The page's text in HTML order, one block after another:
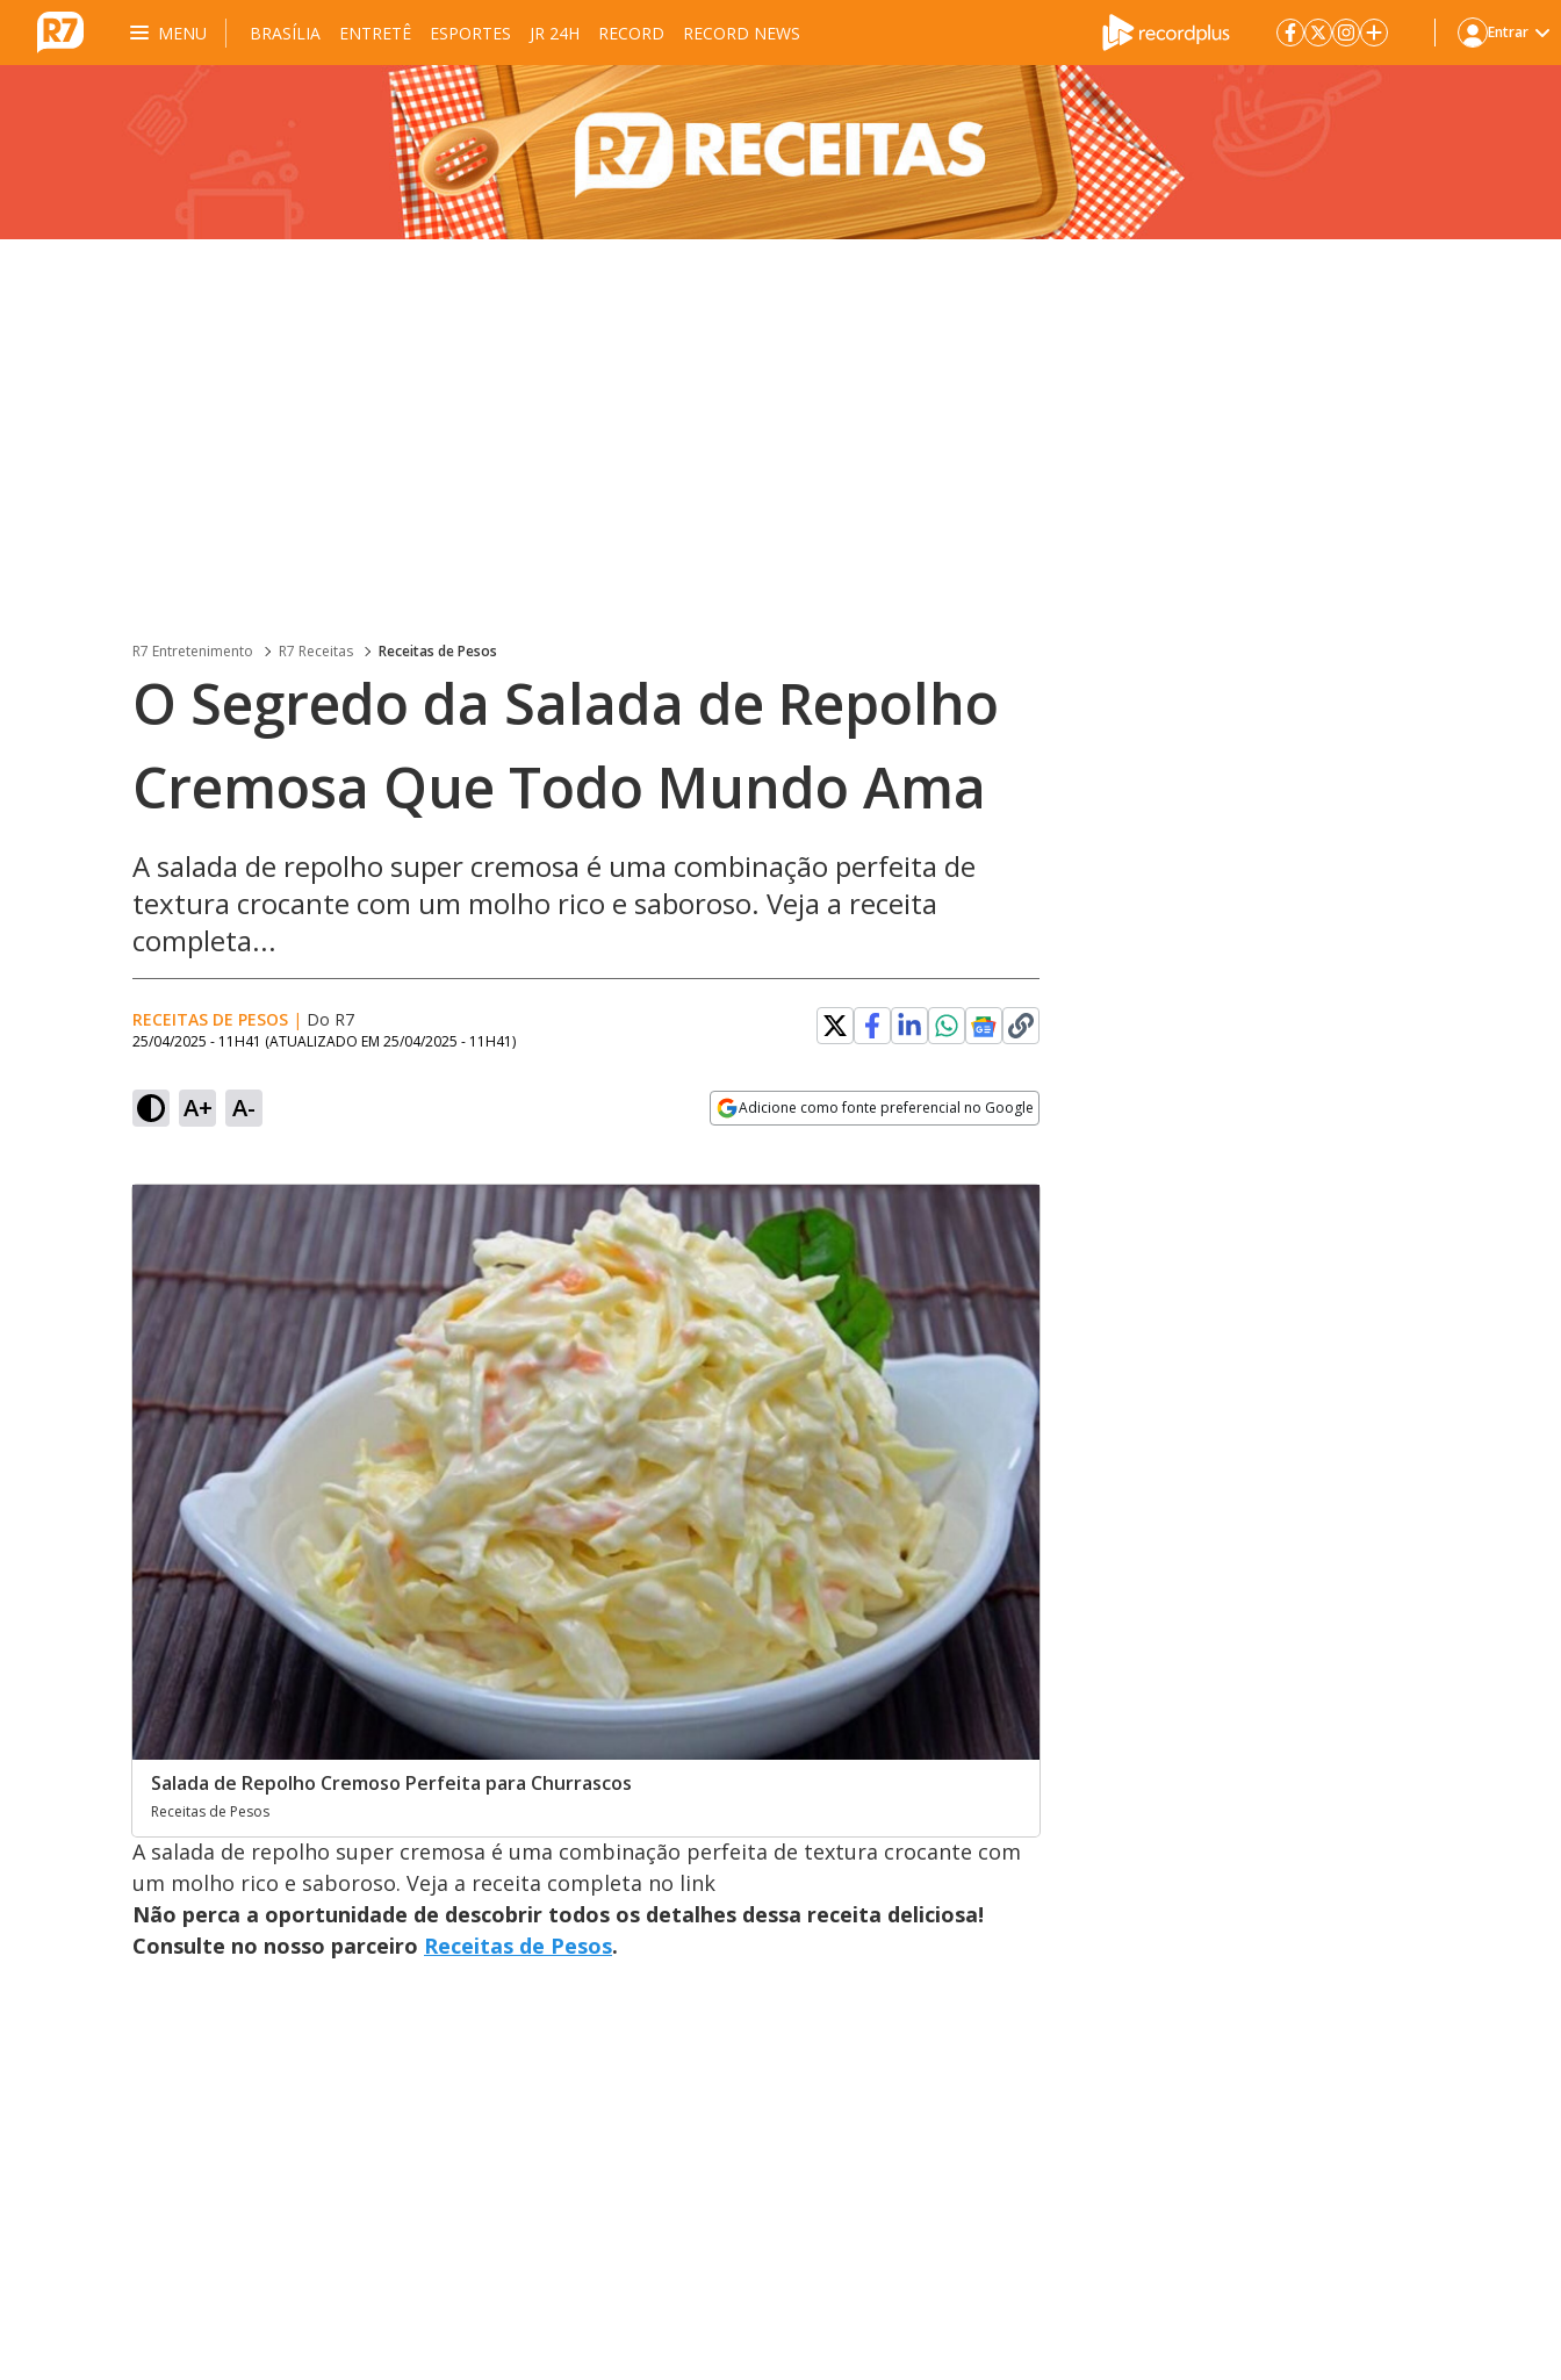
MENU BRASÍLIA ENTRETÊ ESPORTES JR 24H RECORD RECORD NEWS Entrar
R7 Entretenimento R7 Receitas Receitas de Pesos
O Segredo da Salada de Repolho
Cremosa Que Todo Mundo Ama
A salada de repolho super cremosa é uma combinação perfeita de
textura crocante com um molho rico e saboroso. Veja a receita
completa...
RECEITAS DE PESOS | Do R7
25/04/2025 - 11H41 (ATUALIZADO EM 25/04/2025 - 11H41)
A+ A- Adicione como fonte preferencial no Google
Salada de Repolho Cremoso Perfeita para Churrascos
Receitas de Pesos
A salada de repolho super cremosa é uma combinação perfeita de textura crocante com
um molho rico e saboroso. Veja a receita completa no link
Não perca a oportunidade de descobrir todos os detalhes dessa receita deliciosa!
Consulte no nosso parceiro Receitas de Pesos.